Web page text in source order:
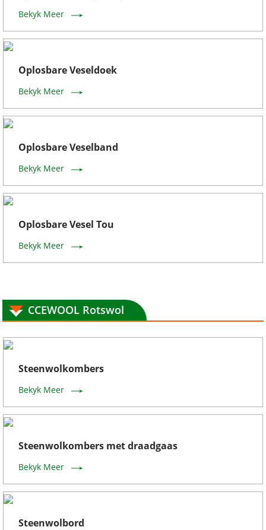
Bekyk Meer
Oplosbare Veseldoek
Bekyk Meer
Oplosbare Veselband
Bekyk Meer
Oplosbare Vesel Tou
Bekyk Meer
CCEWOOL Rotswol
Steenwolkombers
Bekyk Meer
Steenwolkombers met draadgaas
Bekyk Meer
Steenwolbord